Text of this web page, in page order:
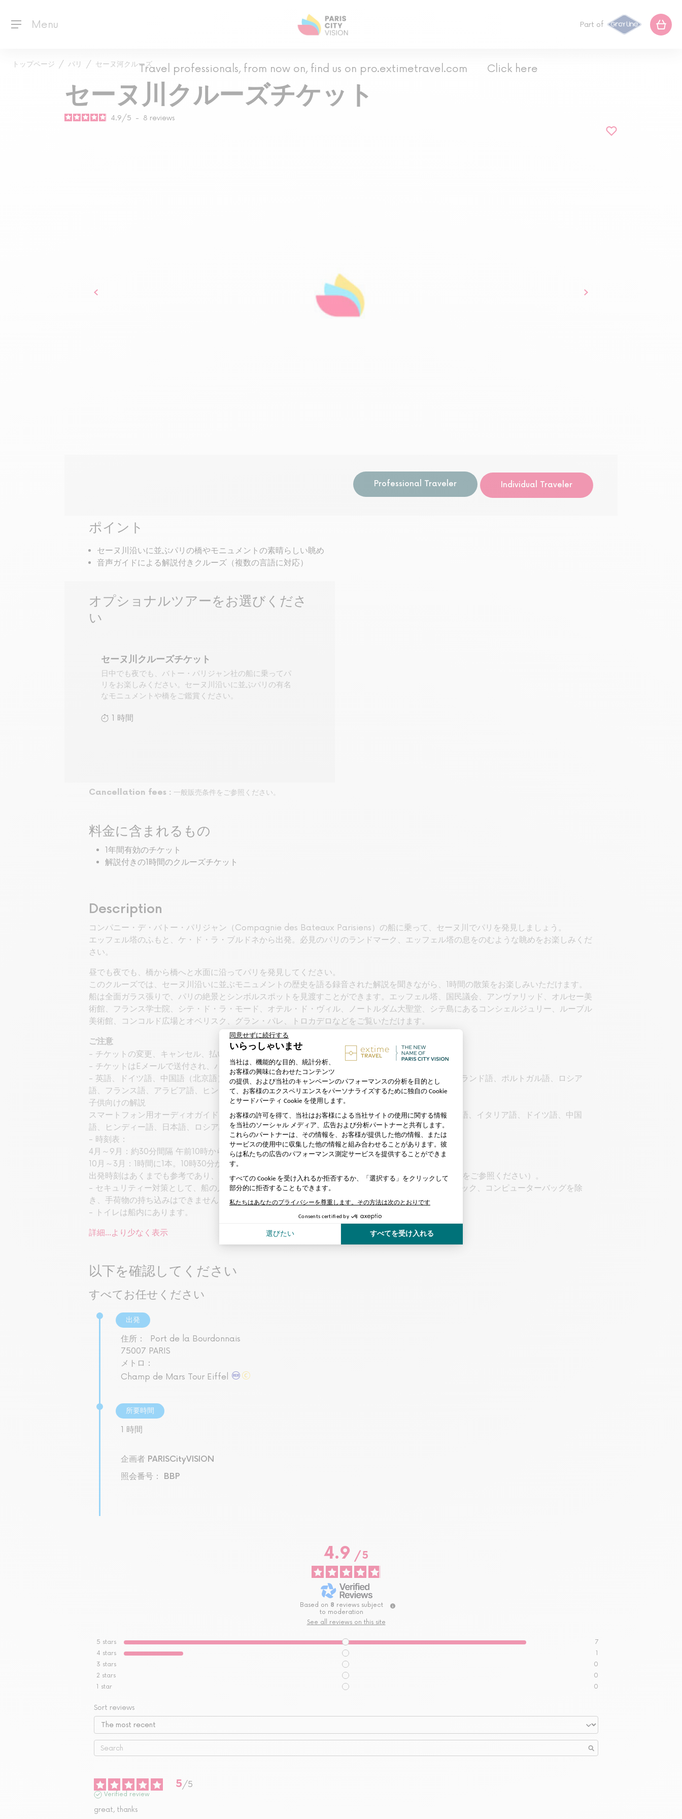
Menu Part of
Travel professionals, from now on, find us on pro.extimetravel.com Click here
トップページ パリ セーヌ河クルーズ
セーヌ川クルーズチケット
4.9/5 - 8 reviews
Professional Traveler
Individual Traveler
ポイント
セーヌ川沿いに並ぶパリの橋やモニュメントの素晴らしい眺め
音声ガイドによる解説付きクルーズ（複数の言語に対応）
オプショナルツアーをお選びくださ
い
セーヌ川クルーズチケット
日中でも夜でも、バトー・パリジャン社の船に乗ってパ
リをお楽しみください。セーヌ川沿いに並ぶパリの有名
なモニュメントや橋をご鑑賞ください。
1 時間
Cancellation fees : 一般販売条件をご参照ください。
料金に含まれるもの
1年間有効のチケット
解説付きの1時間のクルーズチケット
Description
コンパニー・デ・バトー・パリジャン（Compagnie des Bateaux Parisiens）の船に乗って、セーヌ川でパリを発見しましょう。
エッフェル塔のふもと、ケ・ド・ラ・ブルドネから出発。必見のパリのランドマーク、エッフェル塔の息をのむような眺めをお楽しみくだ
さい。
昼でも夜でも、橋から橋へと水面に沿ってパリを発見してください。
このクルーズでは、セーヌ川沿いに並ぶモニュメントの歴史を語る録音された解説を聞きながら、1時間の散策をお楽しみいただけます。
船は全面ガラス張りで、パリの絶景とシンボルスポットを見渡すことができます。エッフェル塔、国民議会、アンヴァリッド、オルセー美
術館、フランス学士院、シテ・ド・ラ・モード、オテル・ド・ヴィル、ノートルダム大聖堂、シテ島にあるコンシェルジュリー、ルーブル
美術館、コンコルド広場とオベリスク、グラン・パレ、トロカデロなどをご覧いただけます。
ご注意
- チケットの変更、キャンセル、払い戻しはできません。
- チケットはEメールで送付され、バトーパリジャン乗船口で直接ご提示ください。
- 英語、ドイツ語、中国語（北京語）、韓国語、スペイン語、イタリア語、日本語、オランダ語、ポーランド語、ポルトガル語、ロシア
語、フランス語、アラビア語、ヒンディー語の14言語による有線オーディオガイド。
子供向けの解説
スマートフォン用オーディオガイドは11言語で利用可能：フランス語、英語、スペイン語、ポルトガル語、イタリア語、ドイツ語、中国
語、ヒンディー語、日本語、ロシア語、アラビア語
- 時刻表：
4月～9月：約30分間隔 午前10時から午後10時まで
10月～3月：1時間に1本。10時30分から22時まで
出発時刻はあくまでも参考であり、変更される場合があります（詳細はバトーパリジャンウェブサイトをご参照ください）。
- セキュリティー対策として、船の入り口で手荷物検査が行われます。ハンドバッグ、小さなバックパック、コンピューターバッグを除
き、手荷物の持ち込みはできません。
- トイレは船内にあります。
詳細...より少なく表示
以下を確認してください
すべてお任せください
出発
住所：
Port de la Bourdonnais
75007 PARIS
メトロ：
Champ de Mars Tour Eiffel
所要時間
1 時間
企画者 PARISCityVISION
照会番号： BBP
4.9/ 5
Based on 8 reviews subject
to moderation
See all reviews on this site
5 stars
7
4 stars
1
3 stars
0
2 stars
0
1 star 0
Sort reviews
5/5
Verified review
great, thanks